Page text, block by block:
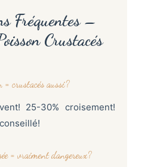
Fréquentes –
Crustacés
= crustacés aussi?
25-30% croisement!
= vraiment dangereux?